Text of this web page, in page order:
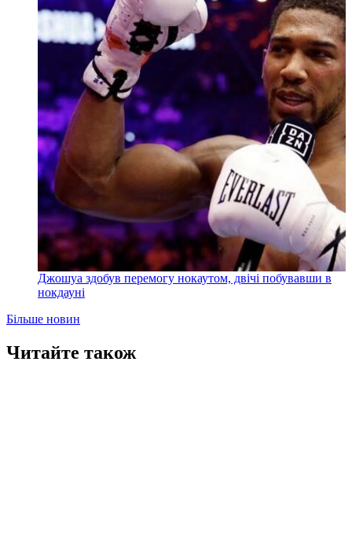
Джошуа здобув перемогу нокаутом, двічі побувавши в
нокдауні
Більше новин
Читайте також